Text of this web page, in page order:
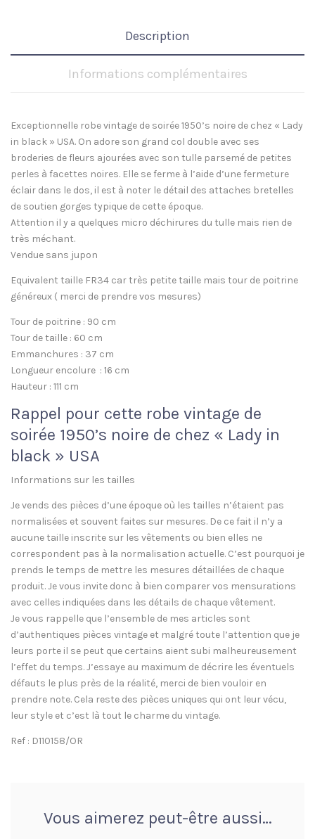
Description
Informations complémentaires
Exceptionnelle robe vintage de soirée 1950’s noire de chez « Lady
in black » USA. On adore son grand col double avec ses
broderies de fleurs ajourées avec son tulle parsemé de petites
perles à facettes noires. Elle se ferme à l’aide d’une fermeture
éclair dans le dos, il est à noter le détail des attaches bretelles
de soutien gorges typique de cette époque.
Attention il y a quelques micro déchirures du tulle mais rien de
très méchant.
Vendue sans jupon
Equivalent taille FR34 car très petite taille mais tour de poitrine
généreux ( merci de prendre vos mesures)
Tour de poitrine : 90 cm
Tour de taille : 60 cm
Emmanchures : 37 cm
Longueur encolure : 16 cm
Hauteur : 111 cm
Rappel pour cette robe vintage de
soirée 1950’s noire de chez « Lady in
black » USA
Informations sur les tailles
Je vends des pièces d’une époque où les tailles n’étaient pas
normalisées et souvent faites sur mesures. De ce fait il n’y a
aucune taille inscrite sur les vêtements ou bien elles ne
correspondent pas à la normalisation actuelle. C’est pourquoi je
prends le temps de mettre les mesures détaillées de chaque
produit. Je vous invite donc à bien comparer vos mensurations
avec celles indiquées dans les détails de chaque vêtement.
Je vous rappelle que l’ensemble de mes articles sont
d’authentiques pièces vintage et malgré toute l’attention que je
leurs porte il se peut que certains aient subi malheureusement
l’effet du temps. J’essaye au maximum de décrire les éventuels
défauts le plus près de la réalité, merci de bien vouloir en
prendre note. Cela reste des pièces uniques qui ont leur vécu,
leur style et c’est là tout le charme du vintage.
Ref : D110158/OR
Vous aimerez peut-être aussi…